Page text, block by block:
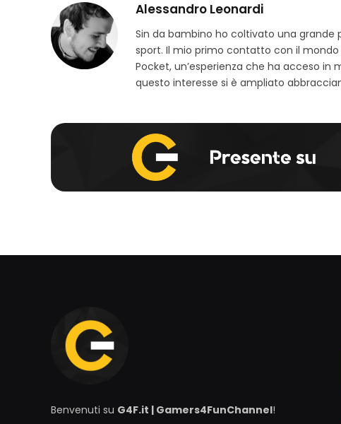
Alessandro Leonardi
Sin da bambino ho coltivato una grande
sport. Il mio primo contatto con il mondo
Pocket, un’esperienza che ha acceso
questo interesse si è ampliato
Benvenuti su G4F.it | Gamers4FunChannel!